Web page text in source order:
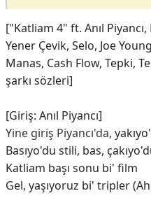
["Katliam 4" ft. Anıl
Yener Çevik, Selo, Joe
Manas, Cash Flow, Tepki,
şarkı sözleri]
[Giriş: Anıl Piyancı]
Yine giriş Piyancı'da,
Basıyo'du stili, bas,
Katliam başı sonu bi' film
Gel, yaşıyoruz bi' tripler